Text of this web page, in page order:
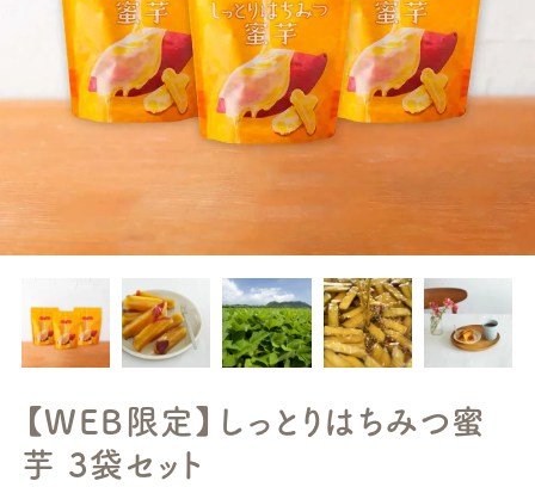
【WEB限定】しっとりはちみつ蜜
芋 3袋セット